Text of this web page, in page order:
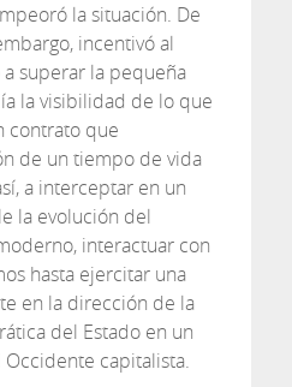
la situación. De
incentivó al
superar la pequeña
la visibilidad de lo que
contrato que
de un tiempo de vida
a interceptar en un
la evolución del
interactuar con
hasta ejercitar una
en la dirección de la
del Estado en un
capitalista.